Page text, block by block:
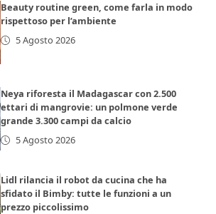
Beauty routine green, come farla in modo
rispettoso per l’ambiente
5 Agosto 2026
Neya riforesta il Madagascar con 2.500
ettari di mangrovie: un polmone verde
grande 3.300 campi da calcio
5 Agosto 2026
Lidl rilancia il robot da cucina che ha
sfidato il Bimby: tutte le funzioni a un
prezzo piccolissimo